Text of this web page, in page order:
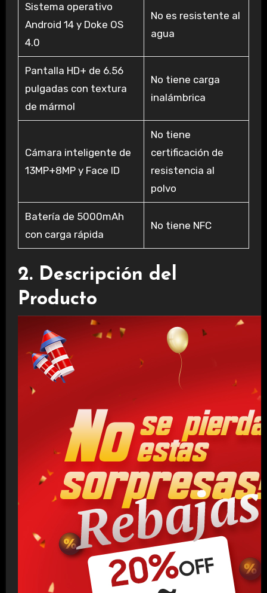
Sistema operativo
Android 14 y Doke OS
4.0
No es resistente al
agua
Pantalla HD+ de 6.56
pulgadas con textura
de mármol
No tiene carga
inalámbrica
Cámara inteligente de
13MP+8MP y Face ID
No tiene
certificación de
resistencia al
polvo
Batería de 5000mAh
con carga rápida
No tiene NFC
2. Descripción del
Producto